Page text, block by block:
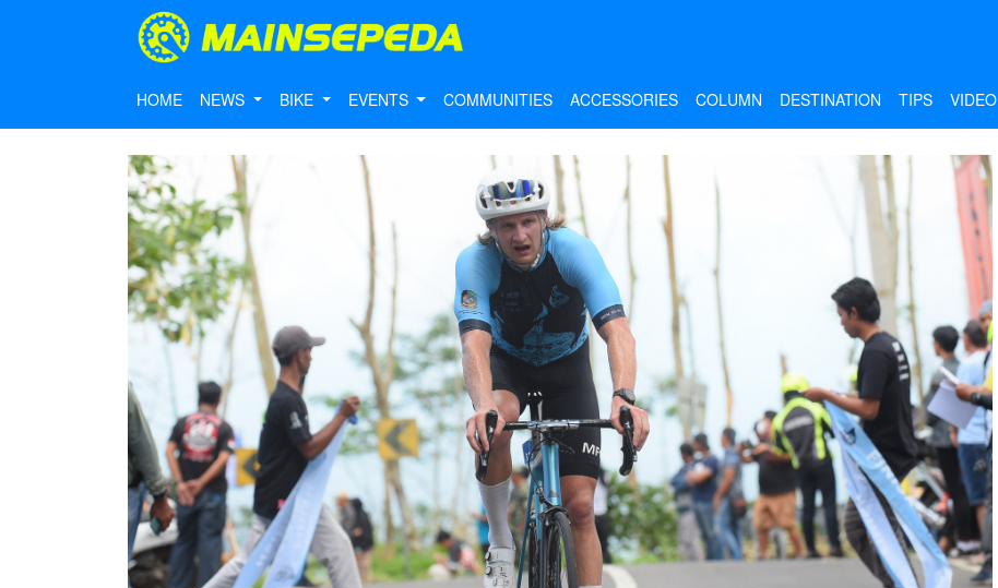
HOME NEWS BIKE EVENTS COMMUNITIES ACCESSORIES COLUMN DESTINATION TIPS VIDEO